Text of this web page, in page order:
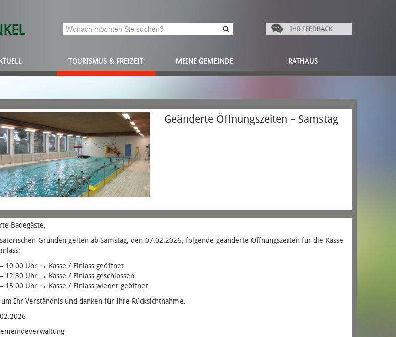
TOURISMUS & FREIZEIT MEINE GEMEINDE RATHAUS
Geänderte Öffnungszeiten – Samstag
Badegäste,
Gründen gelten ab Samstag, den 07.02.2026, folgende geänderte Öffnungszeiten für die Kasse
10:00 Uhr → Kasse / Einlass geöffnet
12:30 Uhr → Kasse / Einlass geschlossen
15:00 Uhr → Kasse / Einlass wieder geöffnet
Ihr Verständnis und danken für Ihre Rücksichtnahme.